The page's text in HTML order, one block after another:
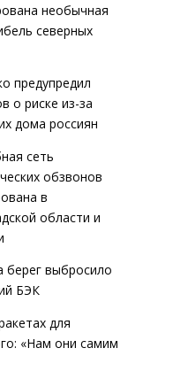
необычная
северных
предупредил
о риске из-за
дома россиян
сеть
обзвонов
в
области и
берег выбросило
БЭК
для
«Нам они самим